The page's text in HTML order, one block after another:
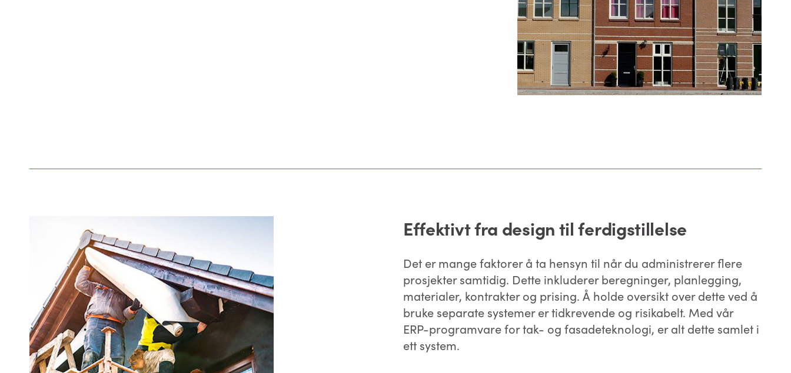
Effektivt fra design til ferdigstillelse
Det er mange faktorer å ta hensyn til når du administrerer flere
prosjekter samtidig. Dette inkluderer beregninger, planlegging,
materialer, kontrakter og prising. Å holde oversikt over dette ved å
bruke separate systemer er tidkrevende og risikabelt. Med vår
ERP-programvare for tak- og fasadeteknologi, er alt dette samlet i
ett system.